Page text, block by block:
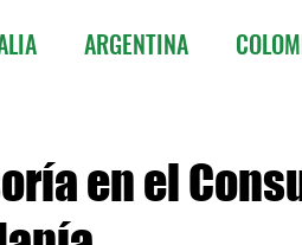
ARGENTINA
HONDURAS
en el